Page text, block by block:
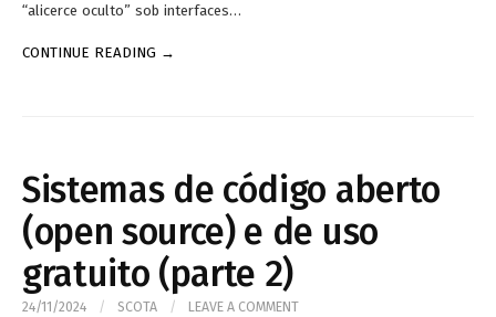
“alicerce oculto” sob interfaces…
CONTINUE READING →
Sistemas de código aberto
(open source) e de uso
gratuito (parte 2)
24/11/2024 / SCOTA / LEAVE A COMMENT